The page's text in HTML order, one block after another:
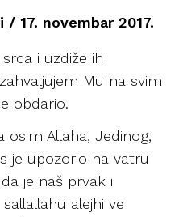
17. novembar 2017.
i uzdiže ih
Mu na svim
obdario.
osim Allaha, Jedinog,
je upozorio na vatru
je naš prvak i
alejhi ve